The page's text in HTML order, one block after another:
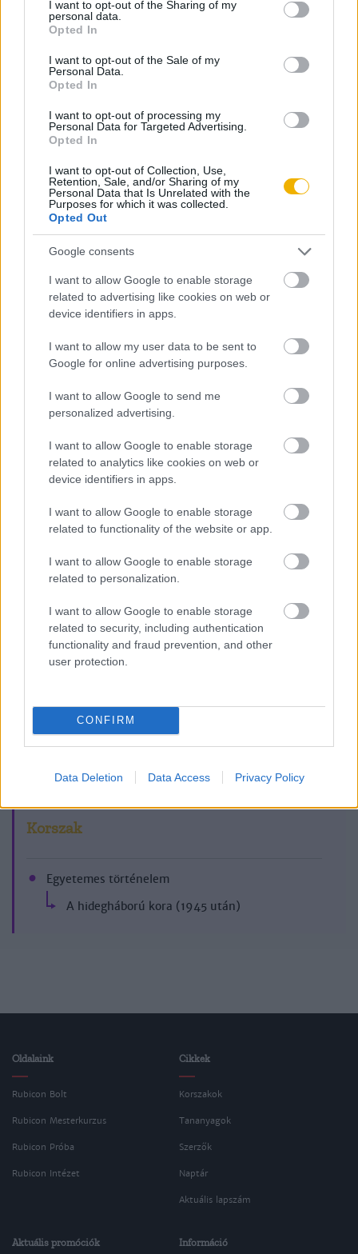
not limited to your visit or usage behaviour. You may click to
grant or deny consent to Google and its third-party tags to
use your data for below specified purposes in below Google
consent section.
I want to opt-out of the Sharing of my
personal data.
Opted In
I want to opt-out of the Sale of my
Personal Data.
Opted In
I want to opt-out of processing my
Personal Data for Targeted Advertising.
Opted In
I want to opt-out of Collection, Use,
Retention, Sale, and/or Sharing of my
Personal Data that Is Unrelated with the
Purposes for which it was collected.
Opted Out
Google consents
I want to allow Google to enable storage
related to advertising like cookies on web or
device identifiers in apps.
I want to allow my user data to be sent to
Google for online advertising purposes.
I want to allow Google to send me
personalized advertising.
I want to allow Google to enable storage
related to analytics like cookies on web or
device identifiers in apps.
I want to allow Google to enable storage
related to functionality of the website or app.
I want to allow Google to enable storage
related to personalization.
I want to allow Google to enable storage
related to security, including authentication
functionality and fraud prevention, and other
user protection.
CONFIRM
Data Deletion Data Access Privacy Policy
REGISZTRÁCIÓ.
Szerző
Ismerje meg
Tananyag
Egyetemes történelem
világ kiépülése
1964-ig
A szovjet tömb kialakulása és jellemzői
1964-ig (kiegészítő irodalom)
Lapszám
Korszak
Egyetemes történelem
A hidegháború kora (1945 után)
Oldalaink
Rubicon Bolt
Rubicon Mesterkurzus
Rubicon Próba
Rubicon Intézet
Cikkek
Korszakok
Tananyagok
Szerzők
Naptár
Aktuális lapszám
Aktuális promóciók Információ